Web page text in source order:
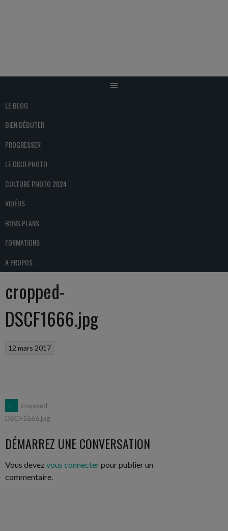
LE BLOG
BIEN DÉBUTER
PROGRESSER
LE DICO PHOTO
CULTURE PHOTO 2024
VIDÉOS
BONS PLANS
FORMATIONS
A PROPOS
cropped-
DSCF1666.jpg
12 mars 2017
NAVIGATION
DES
ARTICLES
←
cropped-
DSCF1666.jpg
DÉMARREZ UNE CONVERSATION
Vous devez vous connecterpour publier un
commentaire.